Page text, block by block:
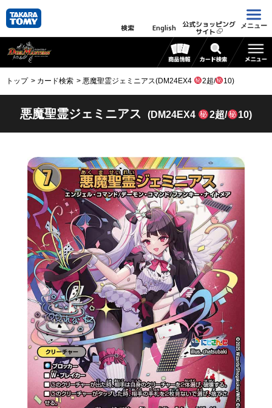
検索 English 公式ショッピング
サイト
メニュー
トップ カード検索 悪魔聖霊ジェミニアス(DM24EX4 2超/ 10)
悪魔聖霊ジェミニアス (DM24EX4 2超/ 10)